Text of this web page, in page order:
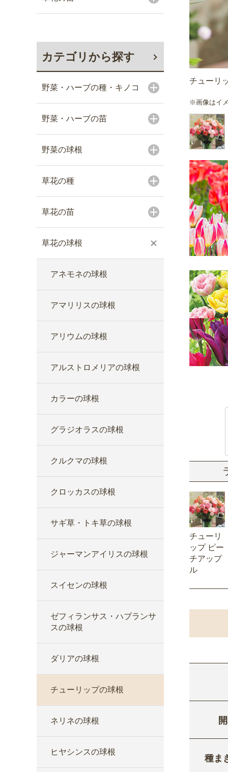
カテゴリから探す
野菜・ハーブの種・キノコ
野菜・ハーブの苗
野菜の球根
草花の種
草花の苗
草花の球根
アネモネの球根
アマリリスの球根
アリウムの球根
アルストロメリアの球根
カラーの球根
グラジオラスの球根
クルクマの球根
クロッカスの球根
サギ草・トキ草の球根
ジャーマンアイリスの球根
スイセンの球根
ゼフィランサス・ハブランサ
スの球根
ダリアの球根
チューリップの球根
ネリネの球根
ヒヤシンスの球根
チューリ
※画像はイ
チューリ
ップ ピー
チアップ
ル
種ま